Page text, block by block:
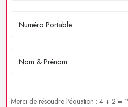
Merci de résoudre l'équation : 4 + 2 = ?